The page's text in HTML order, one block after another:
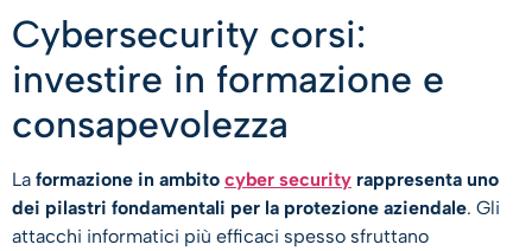
Cybersecurity corsi:
investire in formazione e
consapevolezza
La formazione in ambito cyber security rappresenta uno
dei pilastri fondamentali per la protezione aziendale. Gli
attacchi informatici più efficaci spesso sfruttano